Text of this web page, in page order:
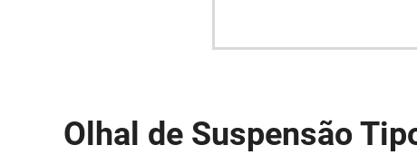
Olhal de Suspensão